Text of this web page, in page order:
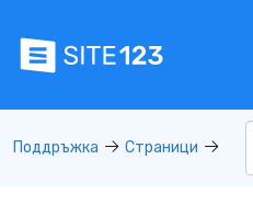
Поддръжка Страници